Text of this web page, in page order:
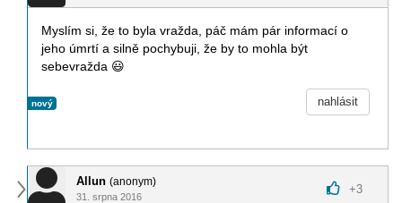
Myslím si, že to byla vražda, páč mám pár informací o
jeho úmrtí a silně pochybuji, že by to mohla být
sebevražda 😃
nový nahlásit
Allun (anonym)
31. srpna 2016
+3